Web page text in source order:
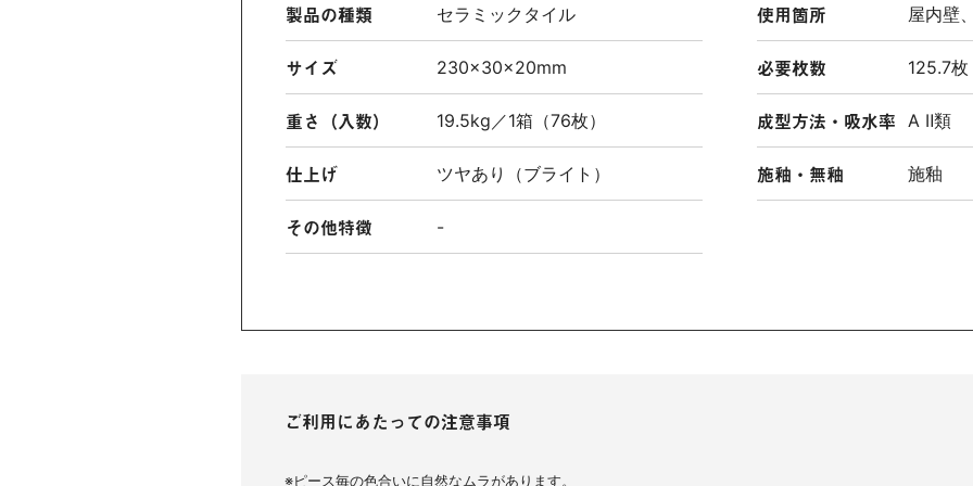
製品の種類 セラミックタイル 使用箇所 屋内壁
サイズ 230×30×20mm 必要枚数 125.7
重さ（入数） 19.5kg／1箱（76枚） 成型方法・吸水率 A Ⅱ類
仕上げ ツヤあり（ブライト） 施釉・無釉 施釉
その他特徴 -
ご利用にあたっての注意事項
※ピース毎の色合いに自然なムラがあります。